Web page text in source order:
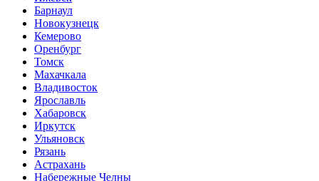
Барнаул
Новокузнецк
Кемерово
Оренбург
Томск
Махачкала
Владивосток
Ярославль
Хабаровск
Иркутск
Ульяновск
Рязань
Астрахань
Набережные Челны